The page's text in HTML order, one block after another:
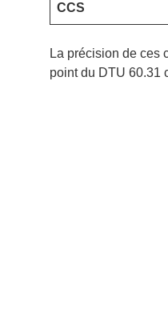
CCS
La précision de ces
point du DTU 60.31